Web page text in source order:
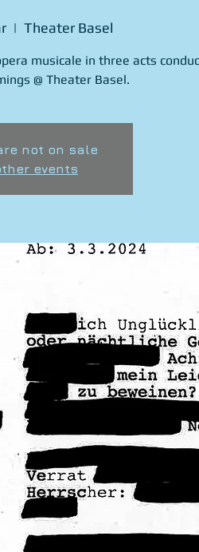
  |
Theater Basel
musicale in three acts
@ Theater Basel.
not on sale
events